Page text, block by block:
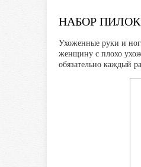
НАБОР
Ухоженные руки и
женщину с плохо
обязательно каждый